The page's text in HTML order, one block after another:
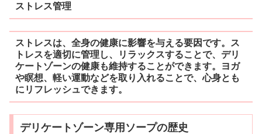
ストレス管理
ストレスは、全身の健康に影響を与える要因です。ス
トレスを適切に管理し、リラックスすることで、デリ
ケートゾーンの健康も維持することができます。ヨガ
や瞑想、軽い運動などを取り入れることで、心身とも
にリフレッシュできます。
デリケートゾーン専用ソープの歴史